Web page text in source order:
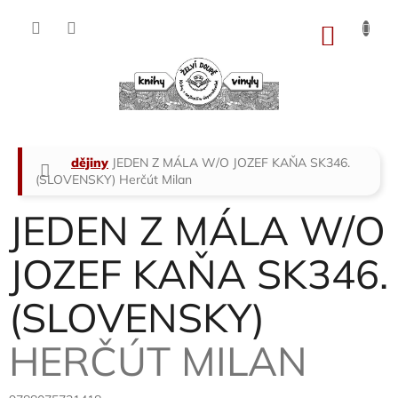
Domů
dějiny JEDEN Z MÁLA W/O JOZEF KAŇA SK346.
(SLOVENSKY) Herčút Milan
JEDEN Z MÁLA W/O
JOZEF KAŇA SK346.
(SLOVENSKY)
HERČÚT MILAN